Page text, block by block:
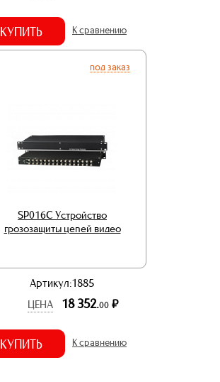
КУПИТЬ К сравнению
под заказ
SP016C Устройство
грозозащиты цепей видео
Артикул:1885
ЦЕНА
18 352.00 р.
КУПИТЬ К сравнению